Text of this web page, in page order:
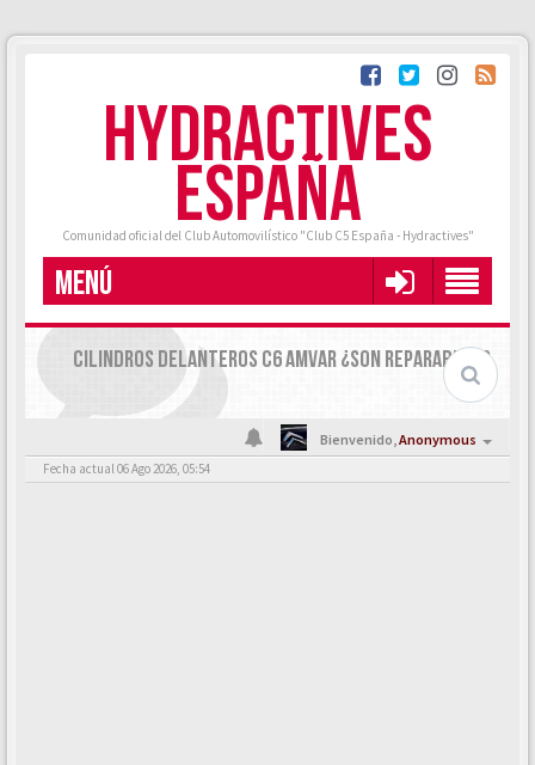
HYDRACTIVES
ESPAÑA
Comunidad oficial del Club Automovilístico "Club C5 España - Hydractives"
MENÚ
CILINDROS DELANTEROS C6 AMVAR ¿SON REPARABLES?
Bienvenido,Anonymous
Fecha actual 06 Ago 2026, 05:54